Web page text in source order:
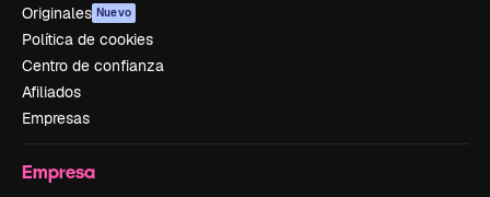
Originales Nuevo
Política de cookies
Centro de confianza
Afiliados
Empresas
Empresa